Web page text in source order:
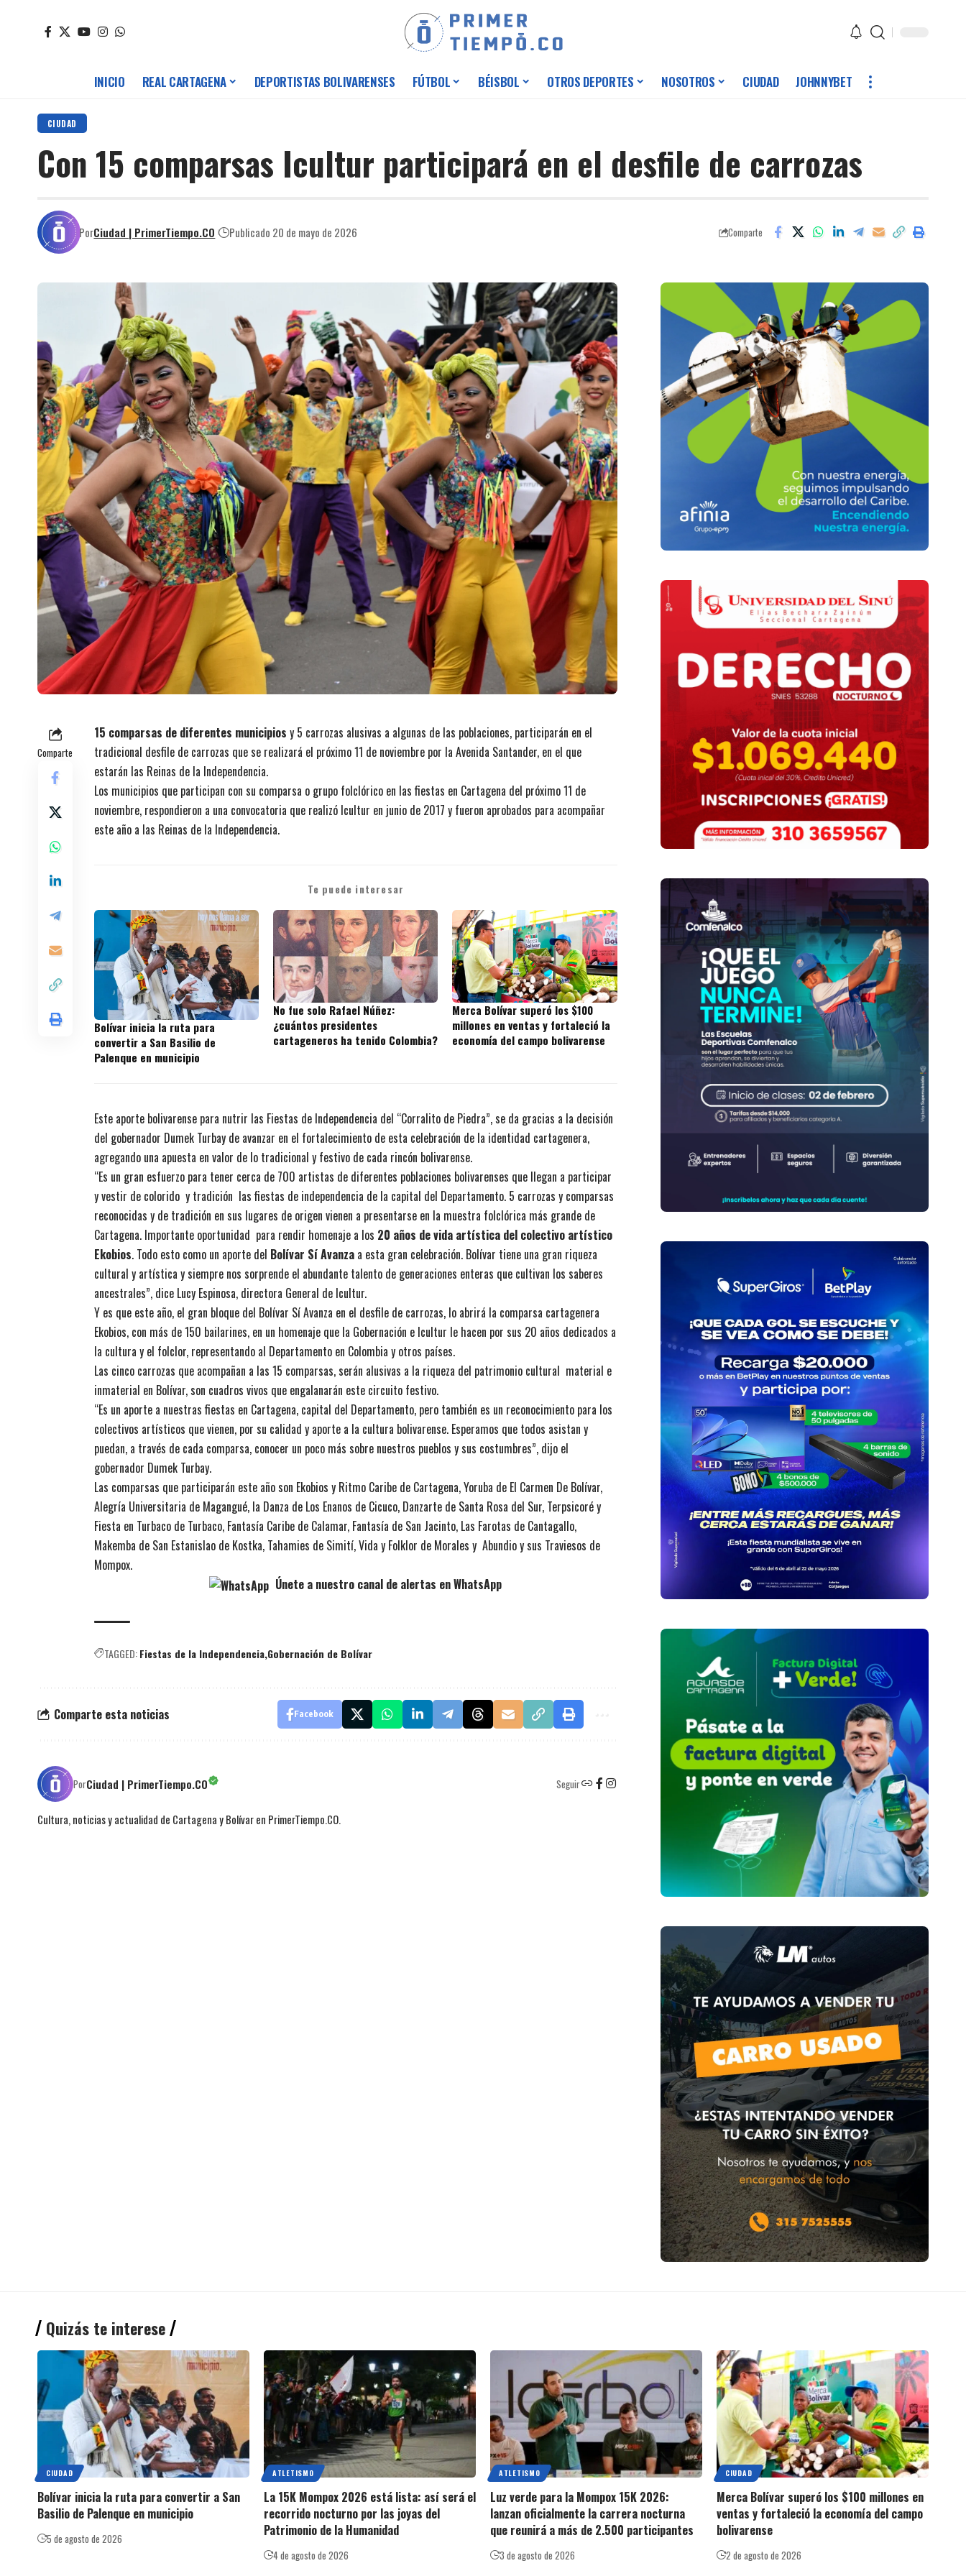
INICIO REAL CARTAGENA DEPORTISTAS BOLIVARENSES FÚTBOL BÉISBOL OTROS DEPORTES NOSOTROS CIUDAD JOHNNYBET
CIUDAD
Con 15 comparsas Icultur participará en el desfile de carrozas
PorCiudad | PrimerTiempo.CO Publicado 20 de mayo de 2026 Comparte
Comparte
15 comparsas de diferentes municipios y 5 carrozas alusivas a algunas de las poblaciones, participarán en el
tradicional desfile de carrozas que se realizará el próximo 11 de noviembre por la Avenida Santander, en el que
estarán las Reinas de la Independencia.
Los municipios que participan con su comparsa o grupo folclórico en las fiestas en Cartagena del próximo 11 de
noviembre, respondieron a una convocatoria que realizó Icultur en junio de 2017 y fueron aprobados para acompañar
este año a las Reinas de la Independencia.
Te puede interesar
Bolívar inicia la ruta para
convertir a San Basilio de
Palenque en municipio
No fue solo Rafael Núñez:
¿cuántos presidentes
cartageneros ha tenido Colombia?
Merca Bolívar superó los $100
millones en ventas y fortaleció la
economía del campo bolivarense
Este aporte bolivarense para nutrir las Fiestas de Independencia del “Corralito de Piedra”, se da gracias a la decisión
del gobernador Dumek Turbay de avanzar en el fortalecimiento de esta celebración de la identidad cartagenera,
agregando una apuesta en valor de lo tradicional y festivo de cada rincón bolivarense.
“Es un gran esfuerzo para tener cerca de 700 artistas de diferentes poblaciones bolivarenses que llegan a participar
y vestir de colorido y tradición las fiestas de independencia de la capital del Departamento. 5 carrozas y comparsas
reconocidas y de tradición en sus lugares de origen vienen a presentarse en la muestra folclórica más grande de
Cartagena. Importante oportunidad para rendir homenaje a los 20 años de vida artística del colectivo artístico
Ekobios. Todo esto como un aporte del Bolívar Sí Avanza a esta gran celebración. Bolívar tiene una gran riqueza
cultural y artística y siempre nos sorprende el abundante talento de generaciones enteras que cultivan los saberes
ancestrales”, dice Lucy Espinosa, directora General de Icultur.
Y es que este año, el gran bloque del Bolívar Sí Avanza en el desfile de carrozas, lo abrirá la comparsa cartagenera
Ekobios, con más de 150 bailarines, en un homenaje que la Gobernación e Icultur le hacen por sus 20 años dedicados a
la cultura y el folclor, representando al Departamento en Colombia y otros países.
Las cinco carrozas que acompañan a las 15 comparsas, serán alusivas a la riqueza del patrimonio cultural material e
inmaterial en Bolívar, son cuadros vivos que engalanarán este circuito festivo.
“Es un aporte a nuestras fiestas en Cartagena, capital del Departamento, pero también es un reconocimiento para los
colectivos artísticos que vienen, por su calidad y aporte a la cultura bolivarense. Esperamos que todos asistan y
puedan, a través de cada comparsa, conocer un poco más sobre nuestros pueblos y sus costumbres”, dijo el
gobernador Dumek Turbay.
Las comparsas que participarán este año son Ekobios y Ritmo Caribe de Cartagena, Yoruba de El Carmen De Bolívar,
Alegría Universitaria de Magangué, la Danza de Los Enanos de Cicuco, Danzarte de Santa Rosa del Sur, Terpsicoré y
Fiesta en Turbaco de Turbaco, Fantasía Caribe de Calamar, Fantasía de San Jacinto, Las Farotas de Cantagallo,
Makemba de San Estanislao de Kostka, Tahamies de Simití, Vida y Folklor de Morales y Abundio y sus Traviesos de
Mompox.
Únete a nuestro canal de alertas en WhatsApp
TAGGED:Fiestas de la Independencia Gobernación de Bolívar
Comparte esta noticias Facebook
PorCiudad | PrimerTiempo.CO Seguir
Cultura, noticias y actualidad de Cartagena y Bolívar en PrimerTiempo.CO.
Quizás te interese
CIUDAD
Bolívar inicia la ruta para convertir a San
Basilio de Palenque en municipio
5 de agosto de 2026
ATLETISMO
La 15K Mompox 2026 está lista: así será el
recorrido nocturno por las joyas del
Patrimonio de la Humanidad
4 de agosto de 2026
ATLETISMO
Luz verde para la Mompox 15K 2026:
lanzan oficialmente la carrera nocturna
que reunirá a más de 2.500 participantes
3 de agosto de 2026
CIUDAD
Merca Bolívar superó los $100 millones en
ventas y fortaleció la economía del campo
bolivarense
2 de agosto de 2026